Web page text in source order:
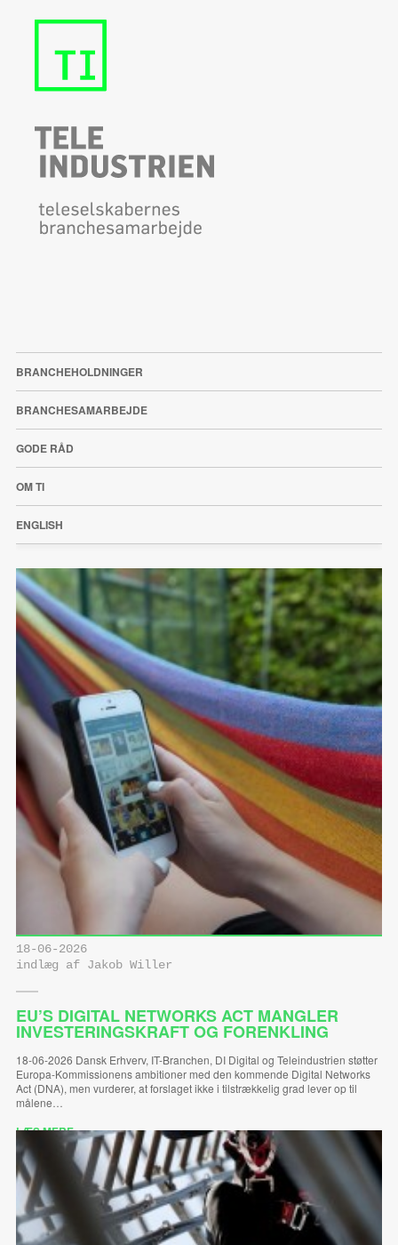
BRANCHEHOLDNINGER
BRANCHESAMARBEJDE
GODE RÅD
OM TI
ENGLISH
18-06-2026
indlæg af Jakob Willer
EU’S DIGITAL NETWORKS ACT MANGLER
INVESTERINGSKRAFT OG FORENKLING
18-06-2026 Dansk Erhverv, IT-Branchen, DI Digital og Teleindustrien støtter
Europa-Kommissionens ambitioner med den kommende Digital Networks
Act (DNA), men vurderer, at forslaget ikke i tilstrækkelig grad lever op til
målene…
LÆS MERE ...